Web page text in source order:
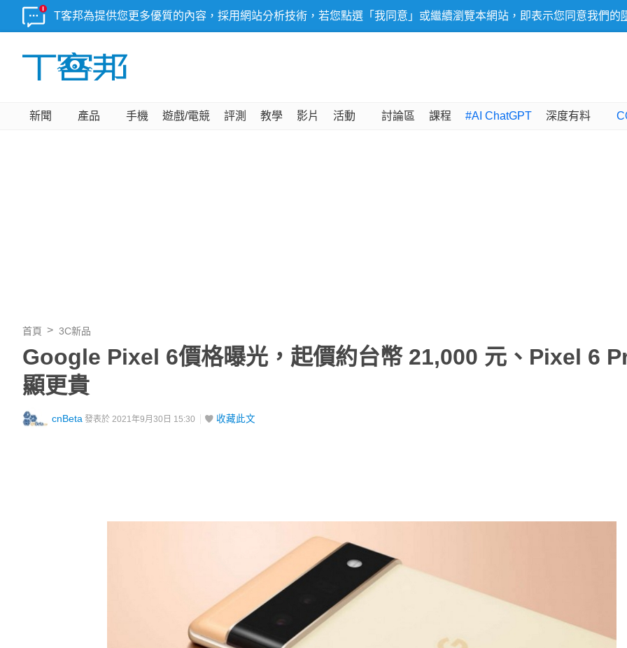
T客邦為提供您更多優質的內容，採用網站分析技術，若您點選「我同意」或繼續瀏覽本網站，即表示您同意我們的
新聞 產品 手機 遊戲/電競 評測 教學 影片 活動 討論區 課程 #AI ChatGPT 深度有料
首頁 3C新品
Google Pixel 6價格曝光，起價約台幣 21,000 元、Pixel 6
顯更貴
cnBeta 發表於 2021年9月30日 15:30 收藏此文